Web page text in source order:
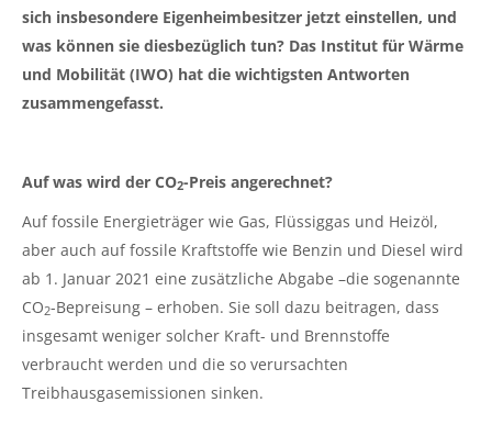
sich insbesondere Eigenheimbesitzer jetzt einstellen, und
was können sie diesbezüglich tun? Das Institut für Wärme
und Mobilität (IWO) hat die wichtigsten Antworten
zusammengefasst.
Auf was wird der CO2-Preis angerechnet?
Auf fossile Energieträger wie Gas, Flüssiggas und Heizöl,
aber auch auf fossile Kraftstoffe wie Benzin und Diesel wird
ab 1. Januar 2021 eine zusätzliche Abgabe –die sogenannte
CO2-Bepreisung – erhoben. Sie soll dazu beitragen, dass
insgesamt weniger solcher Kraft- und Brennstoffe
verbraucht werden und die so verursachten
Treibhausgasemissionen sinken.